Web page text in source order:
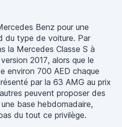
Benz pour une
du type de voiture. Par
la Mercedes Classe S à
2017, alors que le
environ 700 AED chaque
par la 63 AMG au prix
peuvent proposer des
base hebdomadaire,
du tout ce privilège.